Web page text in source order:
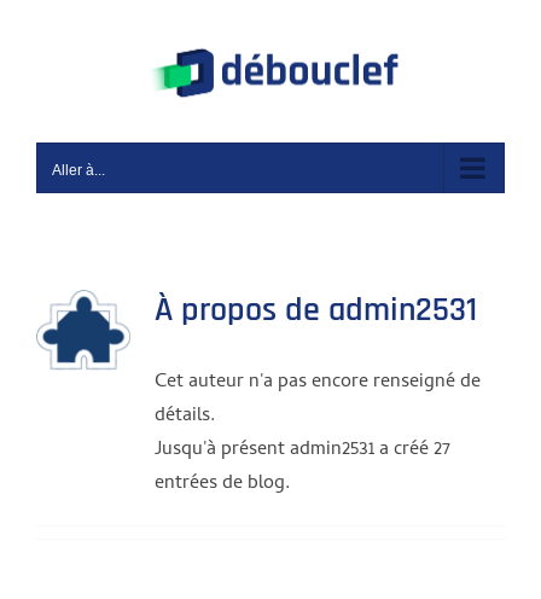
Aller à...
À propos de admin2531
Cet auteur n'a pas encore renseigné de
détails.
Jusqu'à présent admin2531 a créé 27
entrées de blog.